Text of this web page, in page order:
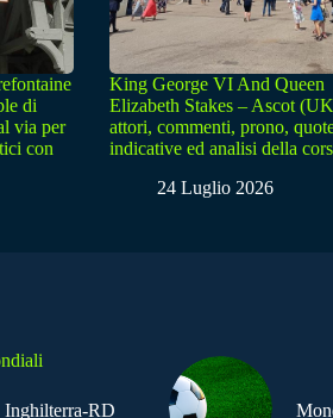
di
via per
con
King George VI And Queen
Elizabeth Stakes – Ascot
attori, commenti, prono,
indicative ed analisi della
24 Luglio 2026
RD